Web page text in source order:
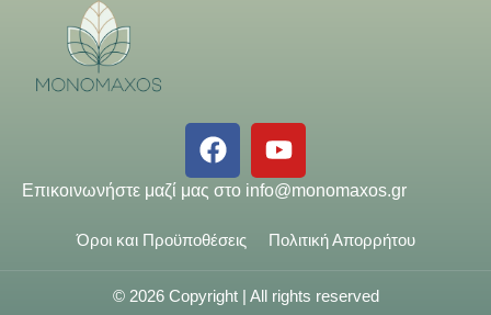
Επικοινωνήστε μαζί μας στο info@monomaxos.gr
Όροι και Προϋποθέσεις Πολιτική Απορρήτου
© 2026 Copyright | All rights reserved